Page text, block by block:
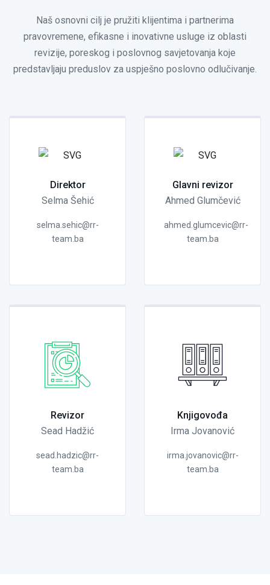
Naš osnovni cilj je pružiti klijentima i partnerima
pravovremene, efikasne i inovativne usluge iz oblasti
revizije, poreskog i poslovnog savjetovanja koje
predstavljaju preduslov za uspješno poslovno odlučivanje.
Direktor
Selma Šehić
selma.sehic@rr-
team.ba
Glavni revizor
Ahmed Glumčević
ahmed.glumcevic@rr-
team.ba
Revizor
Sead Hadžić
sead.hadzic@rr-
team.ba
Knjigovođa
Irma Jovanović
irma.jovanovic@rr-
team.ba